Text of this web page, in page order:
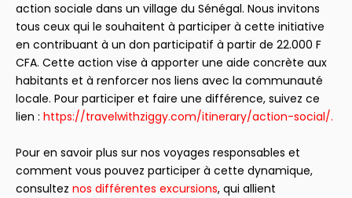
action sociale dans un village du Sénégal. Nous invitons
tous ceux qui le souhaitent à participer à cette initiative
en contribuant à un don participatif à partir de 22.000 F
CFA. Cette action vise à apporter une aide concrète aux
habitants et à renforcer nos liens avec la communauté
locale. Pour participer et faire une différence, suivez ce
lien : https://travelwithziggy.com/itinerary/action-social/.
Pour en savoir plus sur nos voyages responsables et
comment vous pouvez participer à cette dynamique,
consultez nos différentes excursions, qui allient